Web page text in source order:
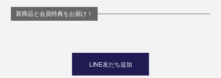
新商品と会員特典をお届け！
LINE友だち追加